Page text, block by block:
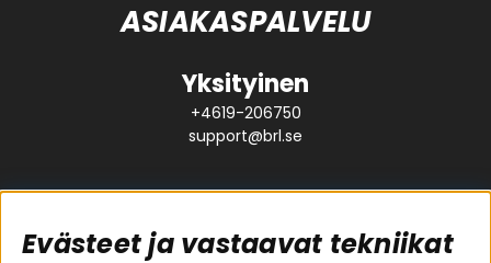
ASIAKASPALVELU
Yksityinen
+4619-206750
support@brl.se
Evästeet ja vastaavat tekniikat